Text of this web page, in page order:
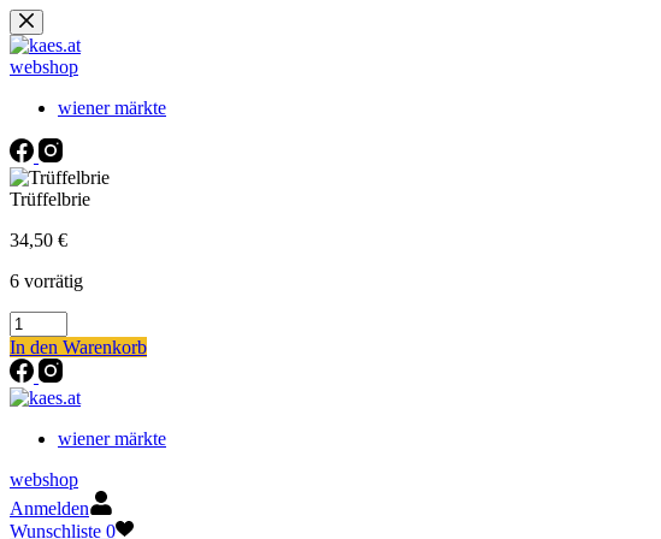
Zum
Inhalt
springen
webshop
wiener märkte
Trüffelbrie
34,50 €
6 vorrätig
Trüffelbrie
Menge
In den Warenkorb
wiener märkte
webshop
Anmelden
Wunschliste 0